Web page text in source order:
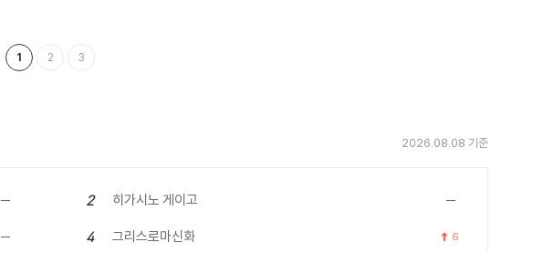
1 2 3
2026.08.08 기준
2 히가시노 게이고
4 그리스로마신화 6